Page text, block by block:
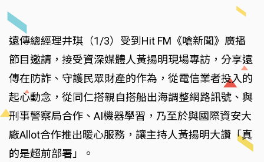
遠傳總經理井琪（1/3）受到Hit FM《嗆新聞》廣播
節目邀請，接受資深媒體人黃揚明現場專訪，分享遠
傳在防詐、守護民眾財產的作為，從電信業者投入的
起心動念，從同仁搭親自搭船出海調整網路訊號、與
刑事警察局合作、AI機器學習，乃至於與國際資安大
廠Allot合作推出暖心服務，讓主持人黃揚明大讚「真
的是超前部署」。